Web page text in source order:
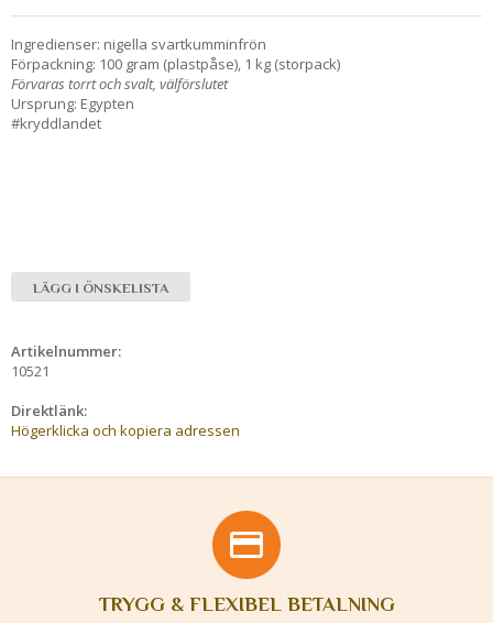
Ingredienser: nigella svartkumminfrön
Förpackning: 100 gram (plastpåse), 1 kg (storpack)
Förvaras torrt och svalt, välförslutet
Ursprung: Egypten
#kryddlandet
LÄGG I ÖNSKELISTA
Artikelnummer:
10521
Direktlänk:
Högerklicka och kopiera adressen
TRYGG & FLEXIBEL BETALNING